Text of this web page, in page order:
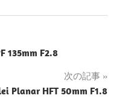
135mm F2.8
次の記事
Planar HFT 50mm F1.8